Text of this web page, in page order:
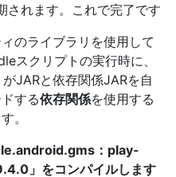
されます。これで完了です
のライブラリを使用して
スクリプトの実行時に、
JARと依存関係JARを自
する依存関係を使用する
。
：play-
」をコンパイルします